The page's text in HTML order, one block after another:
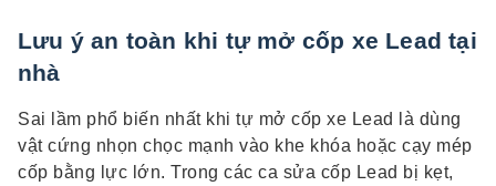
Lưu ý an toàn khi tự mở cốp xe Lead tại
nhà
Sai lầm phổ biến nhất khi tự mở cốp xe Lead là dùng
vật cứng nhọn chọc mạnh vào khe khóa hoặc cạy mép
cốp bằng lực lớn. Trong các ca sửa cốp Lead bị kẹt,